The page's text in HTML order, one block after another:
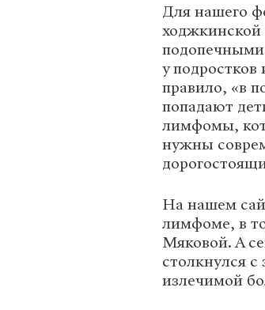
Для нашего
у
правило, «в
попадают
лимфомы,
нужны
На нашем
лимфоме, в
Мяковой. А
столкнулся
излечимой